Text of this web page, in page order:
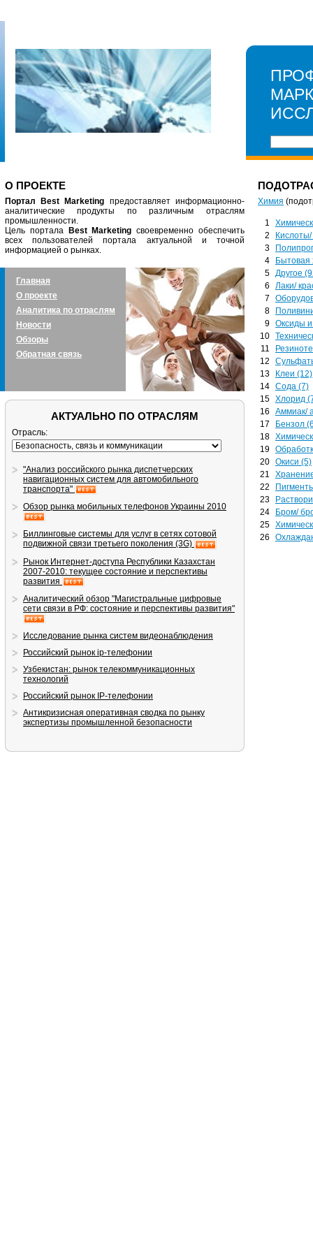
О ПРОЕКТЕ
Портал Best Marketing предоставляет информационно-
аналитические продукты по различным отраслям
промышленности.
Цель портала
Best Marketing своевременно обеспечить
всех пользователей портала актуальной и точной
информацией о рынках.
Главная
О проекте
Аналитика по отраслям
Новости
Обзоры
Обратная связь
АКТУАЛЬНО ПО ОТРАСЛЯМ
Отрасль:
"Анализ российского рынка диспетчерских
навигационных систем для автомобильного
транспорта"
Обзор рынка мобильных телефонов Украины 2010
Биллинговые системы для услуг в сетях сотовой
подвижной связи третьего поколения (3G)
Рынок Интернет-доступа Республики Казахстан
2007-2010: текущее состояние и перспективы
развития
Аналитический обзор "Магистральные цифровые
сети связи в РФ: состояние и перспективы развития"
Исследование рынка систем видеонаблюдения
Российский рынок ip-телефонии
Узбекистан: рынок телекоммуникационных
технологий
Российский рынок IP-телефонии
Антикризисная оперативная сводка по рынку
экспертизы промышленной безопасности
Химия
1
2
3
4
Бытовая
5 Другое
6
Лаки/
7
8
9 Оксиды и
10
11
12
13
Клеи (12)
14 Сода (7)
15 Хлорид
16
Аммиак/
17
Бензол
18
19
20 Окиси (5)
21
22
23
24
Бром/
25
26